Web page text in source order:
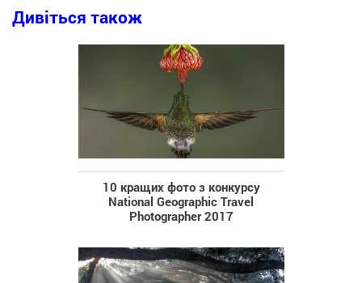
Дивіться також
10 кращих фото з конкурсу
National Geographic Travel
Photographer 2017